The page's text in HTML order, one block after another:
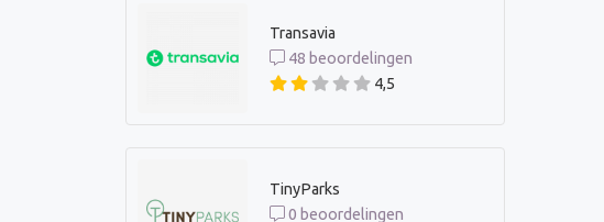
Transavia
48 beoordelingen
4,5
TinyParks
0 beoordelingen